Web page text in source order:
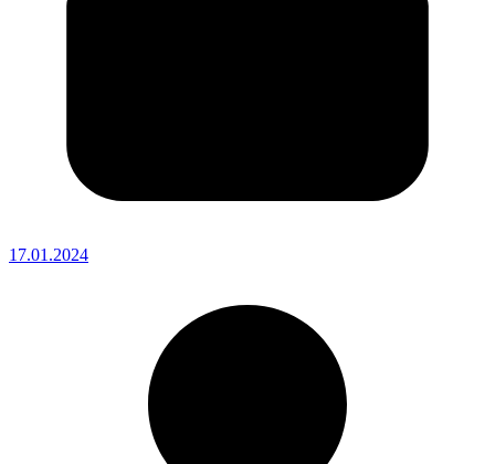
17.01.2024